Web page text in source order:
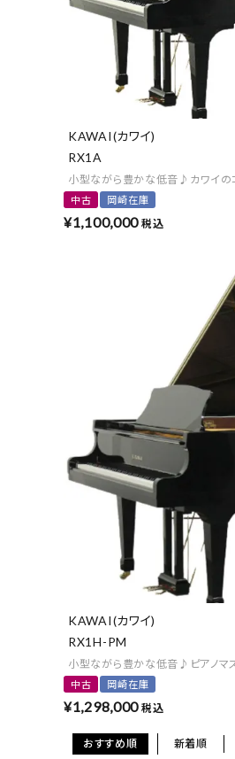
KAWAI(カワイ)
RX1A
小型ながら豊かな低音♪カワイの
中古 岡崎在庫
¥1,100,000 税込
KAWAI(カワイ)
RX1H-PM
小型ながら豊かな低音♪ピアノマ
中古 岡崎在庫
¥1,298,000 税込
おすすめ順 新着順